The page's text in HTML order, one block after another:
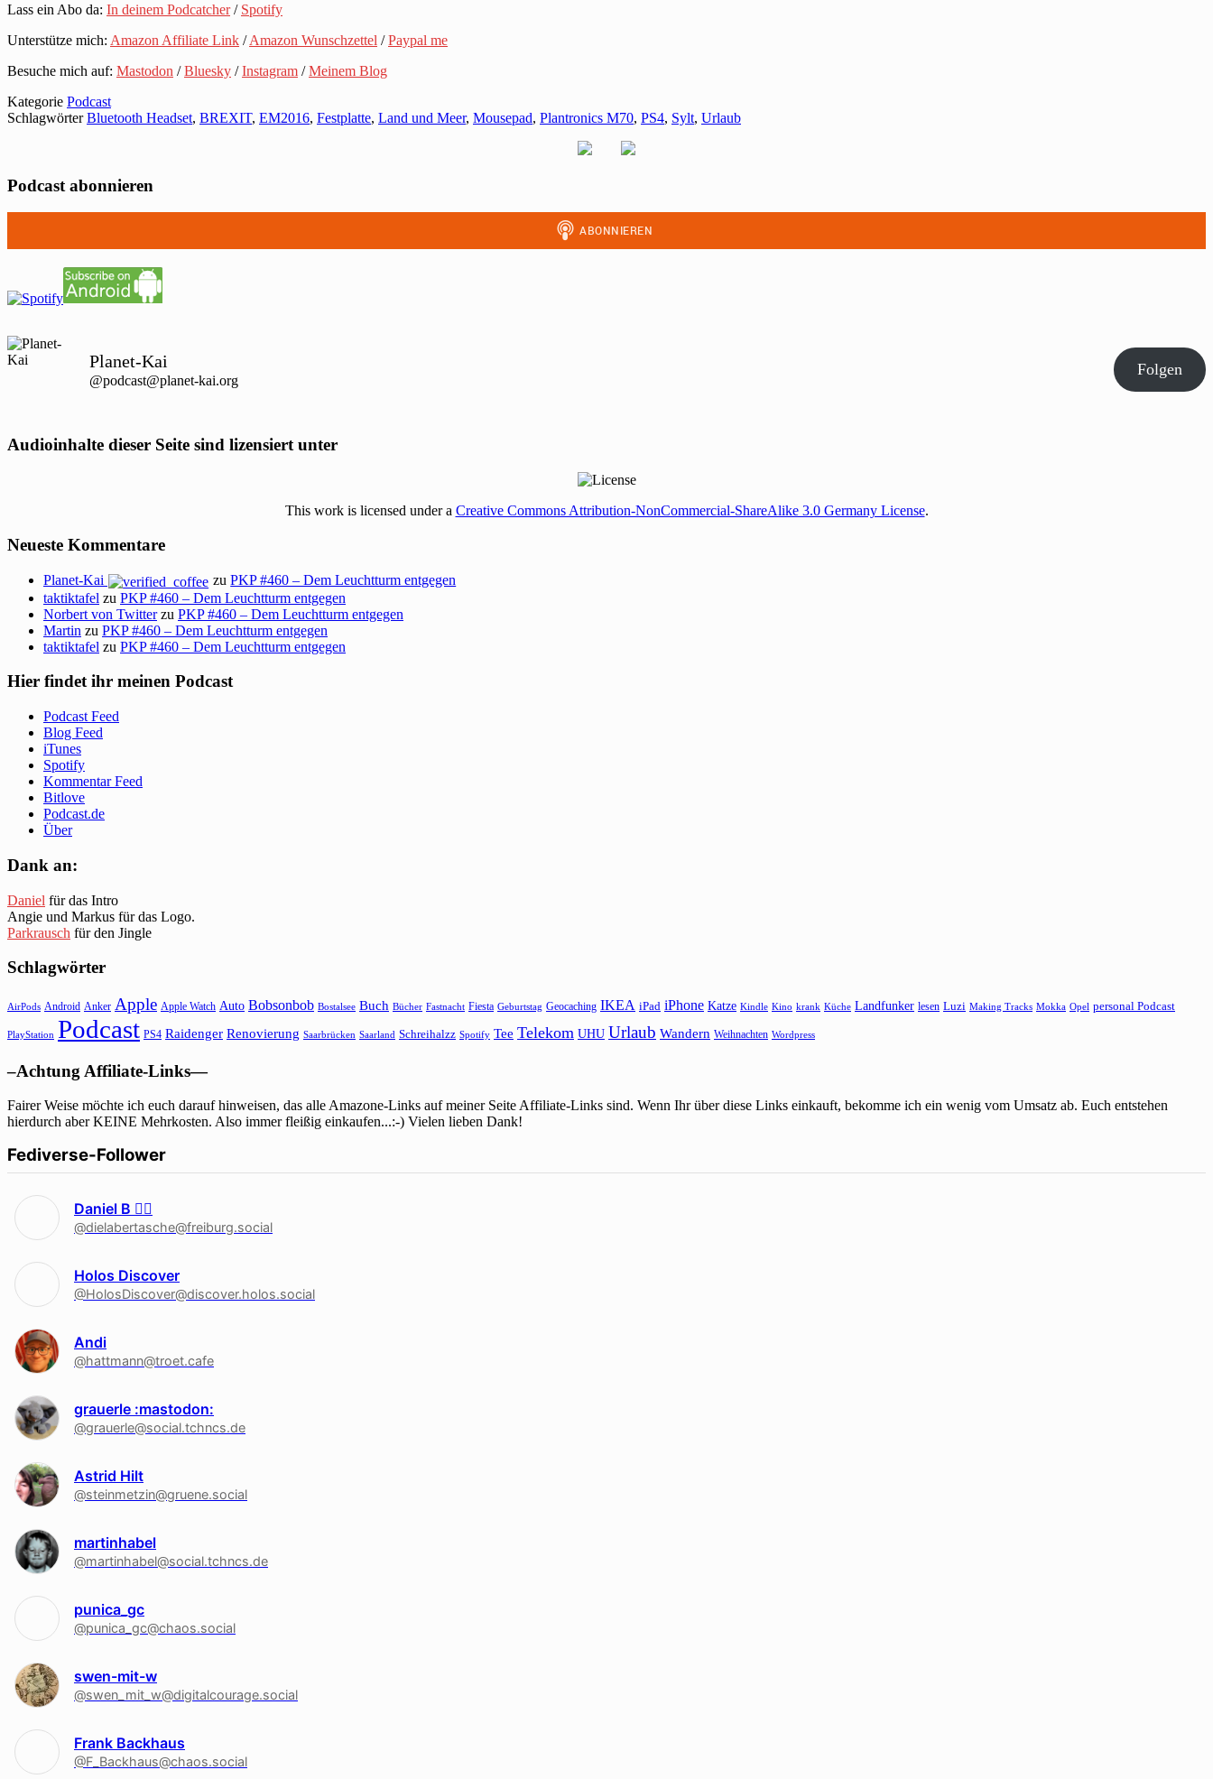
Lass ein Abo da: In deinem Podcatcher/ Spotify
Unterstütze mich: Amazon Affiliate Link /Amazon Wunschzettel /Paypal me
Besuche mich auf: Mastodon /Bluesky /Instagram /Meinem Blog
Kategorie Podcast
SchlagwörterBluetooth Headset, BREXIT, EM2016, Festplatte, Land und Meer, Mousepad, Plantronics M70, PS4, Sylt, Urlaub
Podcast abonnieren
Planet-Kai
@podcast@planet-kai.org
Folgen
Audioinhalte dieser Seite sind lizensiert unter
This work is licensed under a Creative Commons Attribution-NonCommercial-ShareAlike 3.0 Germany License.
Neueste Kommentare
Planet-Kai zuPKP #460 – Dem Leuchtturm entgegen
taktiktafel zu PKP #460 – Dem Leuchtturm entgegen
Norbert von Twitterzu PKP #460 – Dem Leuchtturm entgegen
Martin zu PKP #460 – Dem Leuchtturm entgegen
taktiktafel zu PKP #460 – Dem Leuchtturm entgegen
Hier findet ihr meinen Podcast
Podcast Feed
Blog Feed
iTunes
Spotify
Kommentar Feed
Bitlove
Podcast.de
Über
Dank an:
Daniel für das Intro
Angie und Markus für das Logo.
Parkrausch für den Jingle
Schlagwörter
AirPods Android Anker Apple Apple Watch Auto Bobsonbob Bostalsee Buch Bücher Fastnacht Fiesta Geburtstag Geocaching IKEA iPad iPhone Katze Kindle Kino krank Küche Landfunker lesen Luzi Making Tracks Mokka Opel personal Podcast
PlayStation Podcast PS4 Raidenger Renovierung Saarbrücken Saarland Schreihalzz Spotify Tee Telekom UHU Urlaub Wandern Weihnachten Wordpress
–Achtung Affiliate-Links—
Fairer Weise möchte ich euch darauf hinweisen, das alle Amazone-Links auf meiner Seite Affiliate-Links sind. Wenn Ihr über diese Links einkauft, bekomme ich ein wenig vom Umsatz ab. Euch entstehen
hierdurch aber KEINE Mehrkosten. Also immer fleißig einkaufen...:-) Vielen lieben Dank!
Fediverse-Follower
Daniel B 🏳‍🌈
@dielabertasche@freiburg.social
Holos Discover
@HolosDiscover@discover.holos.social
Andi
@hattmann@troet.cafe
grauerle :mastodon:
@grauerle@social.tchncs.de
Astrid Hilt
@steinmetzin@gruene.social
martinhabel
@martinhabel@social.tchncs.de
punica_gc
@punica_gc@chaos.social
swen-mit-w
@swen_mit_w@digitalcourage.social
Frank Backhaus
@F_Backhaus@chaos.social